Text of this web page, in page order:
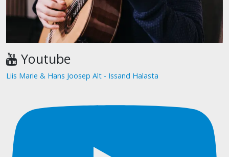
Youtube
Liis Marie & Hans Joosep Alt - Issand Halasta